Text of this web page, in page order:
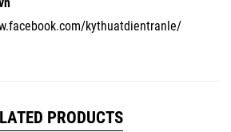
kythuatdientranle/
PRODUCTS